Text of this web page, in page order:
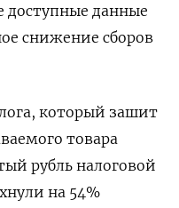
доступные данные
снижение сборов
который зашит
товара
рубль налоговой
на 54%